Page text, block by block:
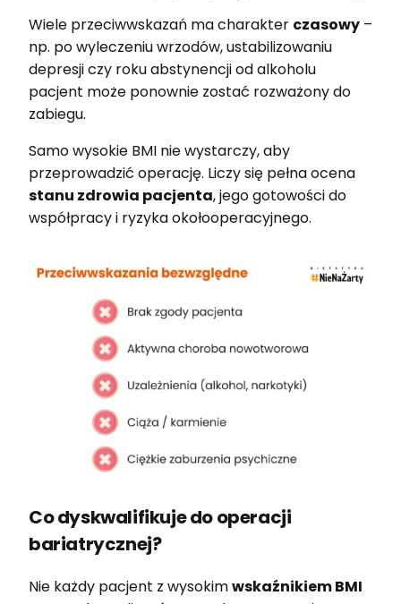
Wiele przeciwwskazań ma charakter czasowy –
np. po wyleczeniu wrzodów, ustabilizowaniu
depresji czy roku abstynencji od alkoholu
pacjent może ponownie zostać rozważony do
zabiegu.
Samo wysokie BMI nie wystarczy, aby
przeprowadzić operację. Liczy się pełna ocena
stanu zdrowia pacjenta, jego gotowości do
współpracy i ryzyka okołooperacyjnego.
Co dyskwalifikuje do operacji
bariatrycznej?
Nie każdy pacjent z wysokimwskaźnikiem BMI